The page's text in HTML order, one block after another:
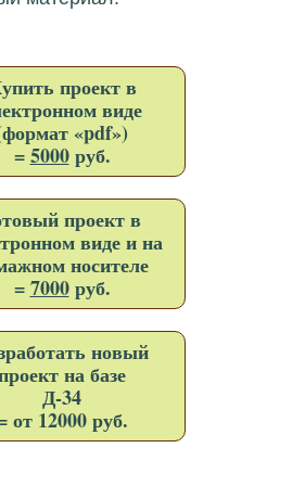
проект в
виде
«pdf»)
=5000руб.
проект в
виде и на
носителе
=7000руб.
новый
на базе
Д-34
от 12000 руб.